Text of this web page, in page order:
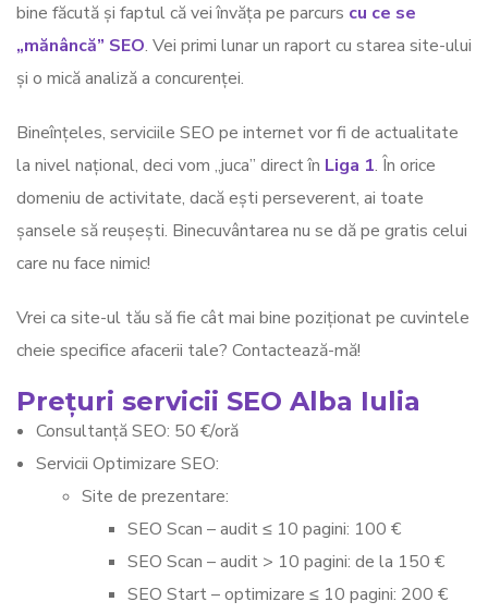
bine făcută și faptul că vei învăța pe parcurs cu ce se
„mănâncă” SEO. Vei primi lunar un raport cu starea site-ului
și o mică analiză a concurenței.
Bineînțeles, serviciile SEO pe internet vor fi de actualitate
la nivel național, deci vom „juca” direct în Liga 1. În orice
domeniu de activitate, dacă ești perseverent, ai toate
șansele să reușești. Binecuvântarea nu se dă pe gratis celui
care nu face nimic!
Vrei ca site-ul tău să fie cât mai bine poziționat pe cuvintele
cheie specifice afacerii tale? Contactează-mă!
Prețuri servicii SEO Alba Iulia
Consultanță SEO: 50 €/oră
Servicii Optimizare SEO:
Site de prezentare:
SEO Scan – audit ≤ 10 pagini: 100 €
SEO Scan – audit > 10 pagini: de la 150 €
SEO Start – optimizare ≤ 10 pagini: 200 €